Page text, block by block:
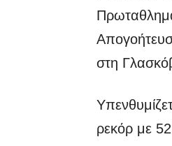
στη
ρεκόρ με